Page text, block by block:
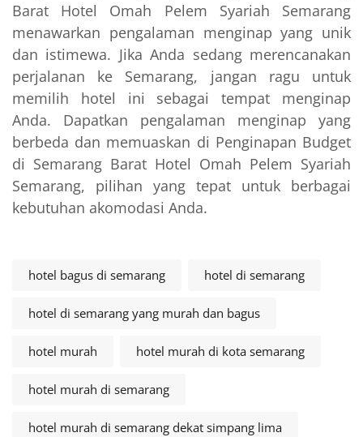
Barat Hotel Omah Pelem Syariah Semarang
menawarkan pengalaman menginap yang unik
dan istimewa. Jika Anda sedang merencanakan
perjalanan ke Semarang, jangan ragu untuk
memilih hotel ini sebagai tempat menginap
Anda. Dapatkan pengalaman menginap yang
berbeda dan memuaskan di Penginapan Budget
di Semarang Barat Hotel Omah Pelem Syariah
Semarang, pilihan yang tepat untuk berbagai
kebutuhan akomodasi Anda.
hotel bagus di semarang hotel di semarang
hotel di semarang yang murah dan bagus
hotel murah hotel murah di kota semarang
hotel murah di semarang
hotel murah di semarang dekat simpang lima